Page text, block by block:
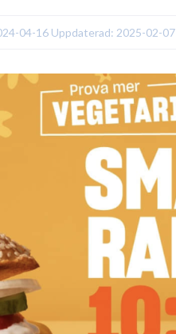
04-16 Uppdaterad: 2025-02-07